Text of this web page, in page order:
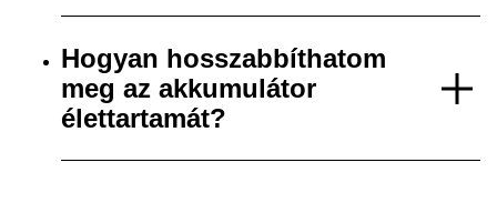
Hogyan hosszabbíthatom
meg az akkumulátor
élettartamát?